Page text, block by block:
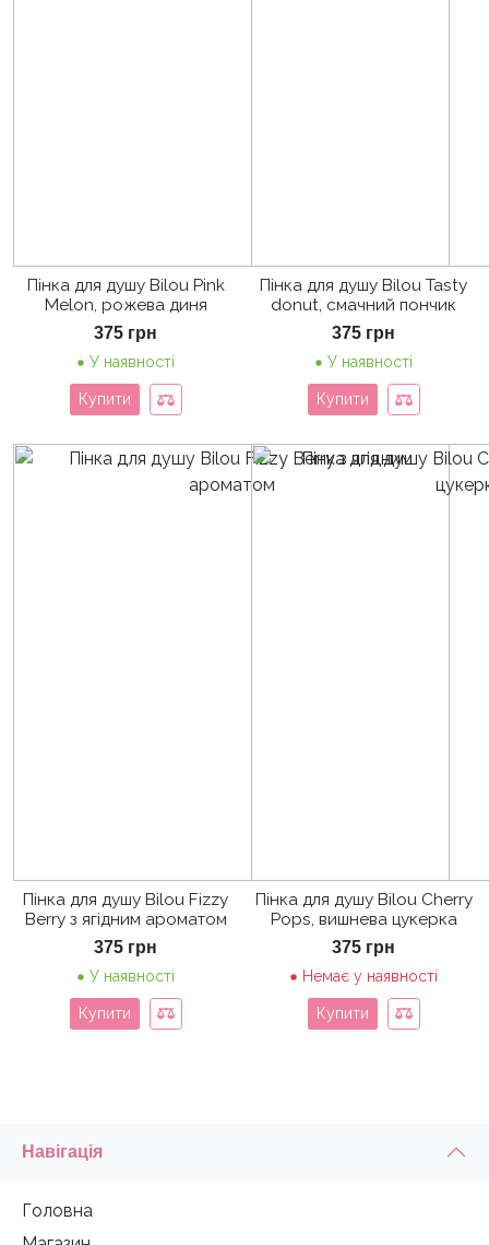
Пінка для душу Bilou Pink
Melon, рожева диня
375 грн
У наявності
Купити
Пінка для душу Bilou Tasty
donut, смачний пончик
375 грн
У наявності
Купити
Пінка для душу Bilou Fizzy
Berry з ягідним ароматом
375 грн
У наявності
Купити
Пінка для душу Bilou Cherry
Pops, вишнева цукерка
375 грн
Немає у наявності
Купити
Навігація
Головна